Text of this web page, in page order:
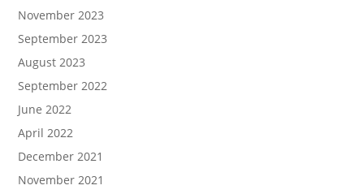
November 2023
September 2023
August 2023
September 2022
June 2022
April 2022
December 2021
November 2021